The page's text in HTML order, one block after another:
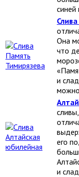
синей
Она
что
и
его
и